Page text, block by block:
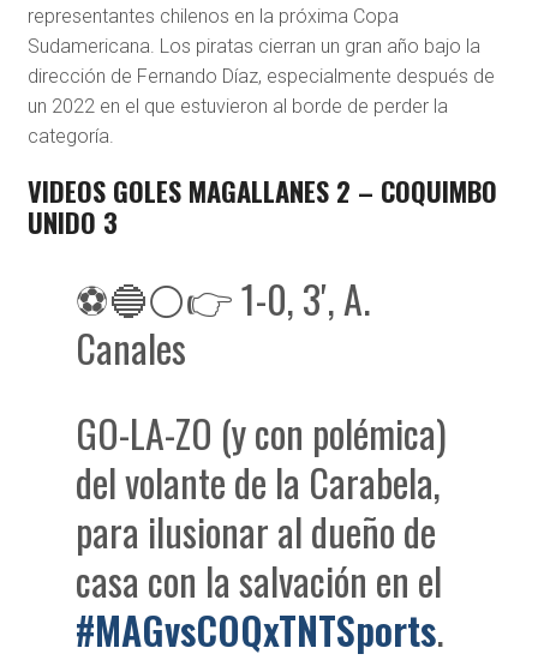
representantes chilenos en la próxima Copa
Sudamericana. Los piratas cierran un gran año bajo la
dirección de Fernando Díaz, especialmente después de
un 2022 en el que estuvieron al borde de perder la
categoría.
VIDEOS GOLES MAGALLANES 2 – COQUIMBO
UNIDO 3
⚽🔵⚪👉 1-0, 3′, A.
Canales
GO-LA-ZO (y con polémica)
del volante de la Carabela,
para ilusionar al dueño de
casa con la salvación en el
#MAGvsCOQxTNTSports.